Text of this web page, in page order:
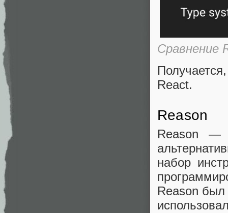
Сравнение
React.
Reason
Reason —
набор
Reason был